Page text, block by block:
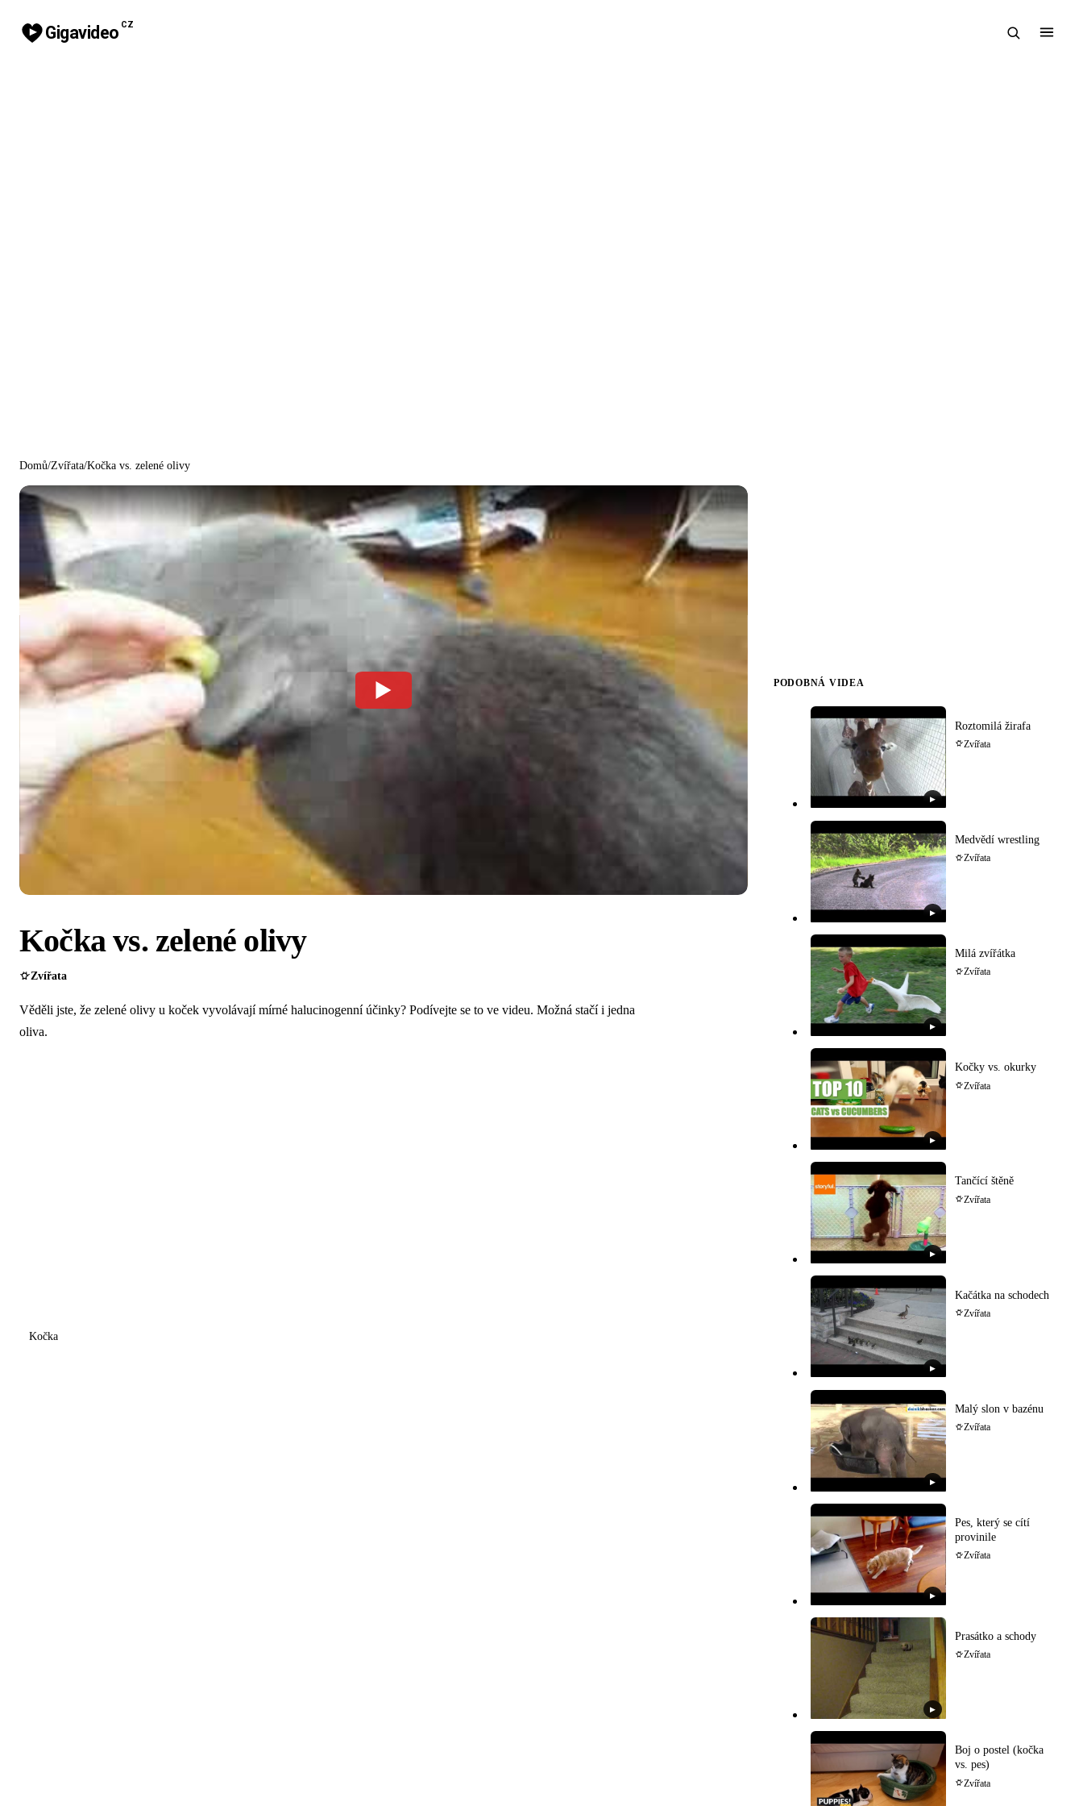
Gigavideo CZ
Domů/Zvířata/Kočka vs. zelené olivy
Kočka vs. zelené olivy
Zvířata
Věděli jste, že zelené olivy u koček vyvolávají mírné halucinogenní účinky? Podívejte se to ve videu. Možná stačí i jedna
oliva.
Kočka
PODOBNÁ VIDEA
▶
Roztomilá žirafa
Zvířata
▶
Medvědí wrestling
Zvířata
▶
Milá zvířátka
Zvířata
▶
Kočky vs. okurky
Zvířata
▶
Tančící štěně
Zvířata
▶
Kačátka na schodech
Zvířata
▶
Malý slon v bazénu
Zvířata
▶
Pes, který se cítí
provinile
Zvířata
▶
Prasátko a schody
Zvířata
Boj o postel (kočka
vs. pes)
Zvířata